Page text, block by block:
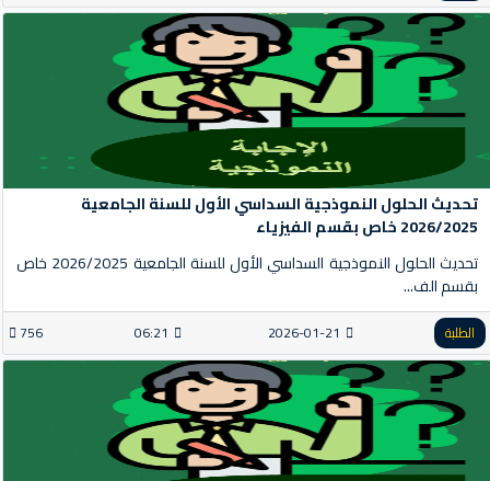
تحديث الحلول النموذجية السداسي الأول للسنة الجامعية
2026/2025 خاص بقسم الفيزياء
تحديث الحلول النموذجية السداسي الأول للسنة الجامعية 2026/2025 خاص
بقسم الف...
الطلبة 2026-01-21
06:21
756